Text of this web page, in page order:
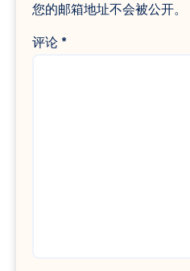
您的邮箱地址不会被公开。
评论 *